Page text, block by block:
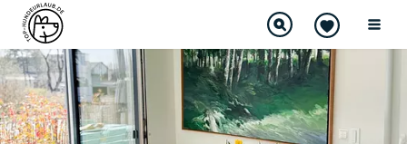
DIREKT BUCHBAR